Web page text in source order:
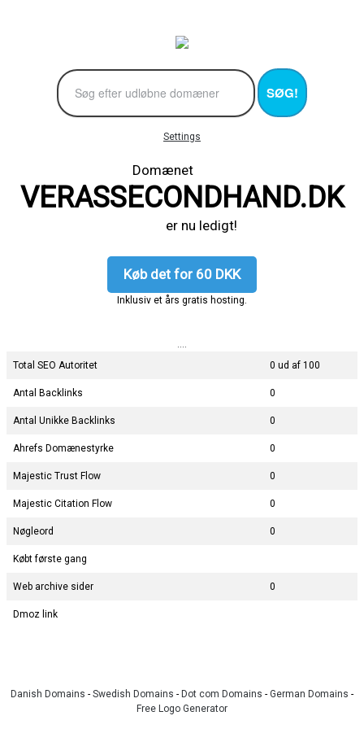
SØG!
Settings
Domænet
VERASSECONDHAND.DK
er nu ledigt!
Køb det for 60 DKK
Inklusiv et års gratis hosting.
Total SEO Autoritet
0 ud af 100
Antal Backlinks 0
Antal Unikke Backlinks 0
Ahrefs Domænestyrke 0
Majestic Trust Flow 0
Majestic Citation Flow 0
Nøgleord 0
Købt første gang
Web archive sider 0
Dmoz link
Danish Domains - Swedish Domains - Dot com Domains - German Domains -
Free Logo Generator